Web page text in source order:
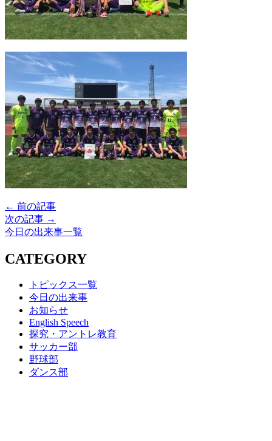
← 前の記事
次の記事 →
今日の出来事一覧
CATEGORY
トピックス一覧
今日の出来事
お知らせ
English Speech
探究・アントレ教育
サッカー部
野球部
ダンス部